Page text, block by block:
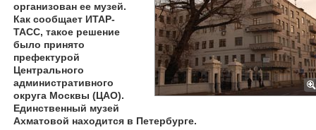
организован ее музей.
Как сообщает ИТАР-
ТАСС, такое решение
было принято
префектурой
Центрального
административного
округа Москвы (ЦАО).
Единственный музей
Ахматовой находится в Петербурге.